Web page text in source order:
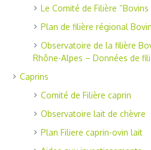
Le Comité de Filière “Bovins
Plan de filière régional
Observatoire de la filière
Rhône-Alpes – Données de
Caprins
Comité de Filière caprin
Observatoire lait de chèvre
Plan Filiere caprin-ovin lait